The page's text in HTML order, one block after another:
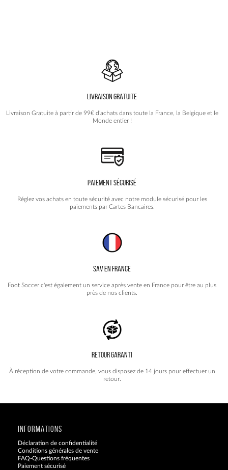
LIVRAISON GRATUITE
Livraison Gratuite à partir de 99€ d'achats dans toute la France, la Belgique et le
Monde entier !
PAIEMENT SÉCURISÉ
Réglez vos achats en toute sécurité avec notre module sécurisé pour les
paiements par Cartes Bancaires.
SAV EN FRANCE
Foot Soccer c'est également un service après vente en France pour être au plus
près de nos clients.
RETOUR GARANTI
À réception de votre commande, vous disposez de 14 jours pour effectuer un
retour.
INFORMATIONS
Déclaration de confidentialité
Conditions générales de vente
FAQ-Questions fréquentes
Paiement sécurisé